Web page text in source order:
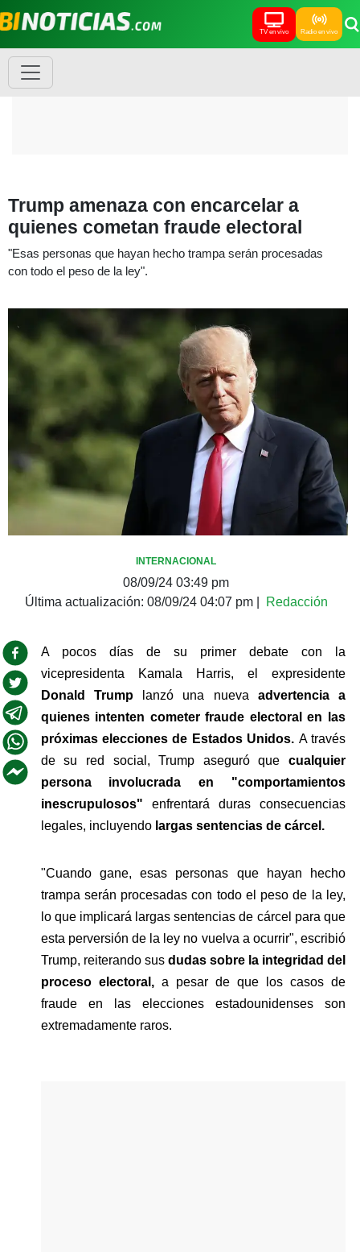
TV en vivo Radio en vivo
Trump amenaza con encarcelar a
quienes cometan fraude electoral
"Esas personas que hayan hecho trampa serán procesadas
con todo el peso de la ley".
INTERNACIONAL
08/09/24 03:49 pm
Última actualización: 08/09/24 04:07 pm| Redacción
A pocos días de su primer debate con la
vicepresidenta Kamala Harris, el expresidente
Donald Trump lanzó una nueva advertencia a
quienes intenten cometer fraude electoral en las
próximas elecciones de Estados Unidos. A través
de su red social, Trump aseguró que cualquier
persona involucrada en "comportamientos
inescrupulosos" enfrentará duras consecuencias
legales, incluyendo largas sentencias de cárcel.
"Cuando gane, esas personas que hayan hecho
trampa serán procesadas con todo el peso de la ley,
lo que implicará largas sentencias de cárcel para que
esta perversión de la ley no vuelva a ocurrir", escribió
Trump, reiterando sus dudas sobre la integridad del
proceso electoral, a pesar de que los casos de
fraude en las elecciones estadounidenses son
extremadamente raros.